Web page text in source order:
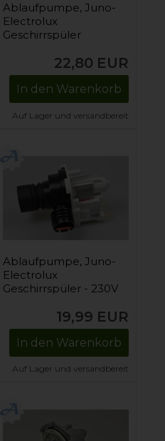
Ablaufpumpe, Juno-
Electrolux
Geschirrspüler
22,80 EUR
In den Warenkorb
Auf Lager und versandbereit
Ablaufpumpe, Juno-
Electrolux
Geschirrspüler - 230V
19,99 EUR
In den Warenkorb
Auf Lager und versandbereit